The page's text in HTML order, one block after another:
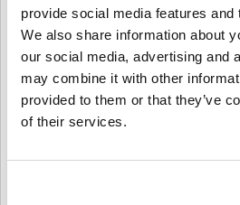
provide social media features and
We also share information about
our social media, advertising and
may combine it with other
provided to them or that they’ve
of their services.
Need a last-minute gift? Or just feel like
Gift Card 50 EUR (Finland) makes it
– no guessing sizes, styles, or brands.
Jak to działa na Livecards.net